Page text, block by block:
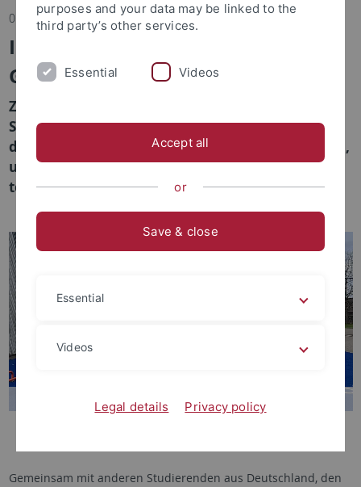
05.05.2026
International Sport Management
Game in Groningen
Zum Start des Sommersemesters 2026 reisten 25
Studierende der B.Sc.-Studiengänge des IfS unter
der Leitung von Dr. Ute Schüttoff nach Groningen,
um am International Sport Management Game
teilzunehmen.
Gemeinsam mit anderen Studierenden aus Deutschland, den
purposes and your data may be linked to the
third party’s other services.
Essential Videos
Accept all
or
Save & close
Essential
Videos
Legal details Privacy policy